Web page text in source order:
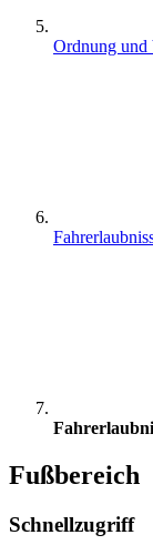
Ordnung und
Fußbereich
Schnellzugriff